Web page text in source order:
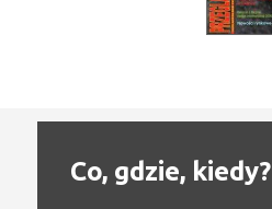
Co, gdzie, kiedy?